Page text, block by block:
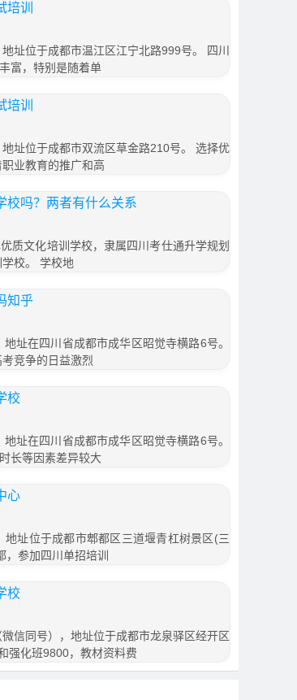
训
址位于成都市温江区江宁北路999号。 四川
富，特别是随着单
训
址位于成都市双流区草金路210号。 选择优
业教育的推广和高
校吗？两者有什么关系
质文化培训学校，隶属四川考仕通升学规划
校。 学校地
知乎
址在四川省成都市成华区昭觉寺横路6号。
竞争的日益激烈
校
址在四川省成都市成华区昭觉寺横路6号。
长等因素差异较大
心
址位于成都市郫都区三道堰青杠树景区(三
参加四川单招培训
校
信同号），地址位于成都市龙泉驿区经开区
强化班9800，教材资料费